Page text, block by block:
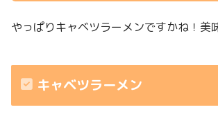
やっぱりキャベツラーメンですかね！美
キャベツラーメン